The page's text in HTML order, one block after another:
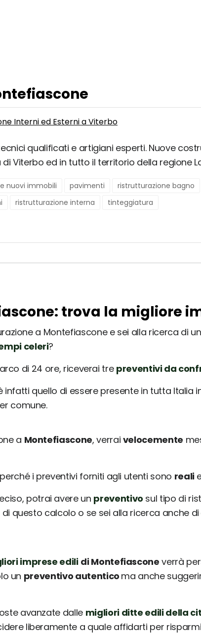
Interni ed Esterni a Viterbo
qualificati e artigiani esperti. Nuove
Viterbo ed in tutto il territorio della regione
nuovi immobili pavimenti ristrutturazione bagno
ristrutturazione interna tinteggiatura
trova la migliore
a Montefiascone e sei alla ricerca di
celeri?
di 24 ore, riceverai tre preventivi da
infatti quello di essere presente in tutta Italia
comune.
a Montefiascone, verrai velocemente
i preventivi forniti agli utenti sono reali
potrai avere un preventivo sul tipo di
questo calcolo o se sei alla ricerca anche di
imprese edili di Montefiascone verrà
un preventivo autentico ma anche
avanzate dalle migliori ditte edili della
liberamente a quale affidarti per